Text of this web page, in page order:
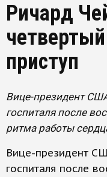
Ричард
приступ
Вице-президент
госпиталя после
ритма работы
Вице-президент
госпиталя после